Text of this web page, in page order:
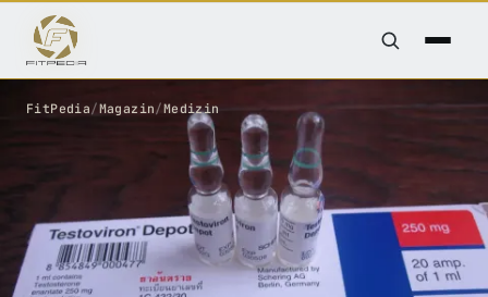
FitPedia/Magazin/Medizin